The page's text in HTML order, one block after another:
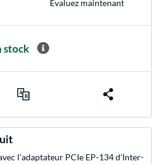
Evaluez maintenant
stock
l’adaptateur PCIe EP-134 d’Inter-